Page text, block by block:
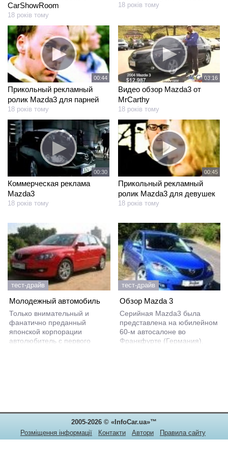
СarShowRoom
18 років тому
18 років тому
00:44
Прикольный рекламный
ролик Mazda3 для парней
18 років тому
03:16
Видео обзор Mazda3 от
MrCarthy
18 років тому
00:30
Коммерческая реклама
Mazda3
18 років тому
00:45
Прикольный рекламный
ролик Mazda3 для девушек
18 років тому
тест-драйв
Молодежный автомобиль
Только внимательный и
фанатично преданный
японской корпорации
автолюбитель с первого
диаметра – вот и все, что
может выдать новинку при
взгляде любопытных глаз.
тест-драйв
Обзор Mazda 3
Серийная Mazda3 была
представлена на юбилейном
60-м автосалоне во
Франкфурте (Германия).
моделями New Generation от
Mazda – Mazda2 и Mazda6.
2005-2026 © «InfoCar.ua»™
Розміщення інформації
Контакти Автори
Правила сайту